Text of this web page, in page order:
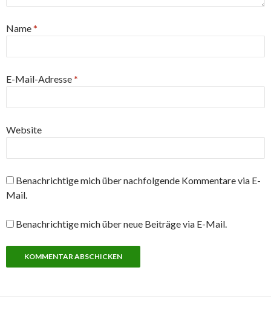
Name*
E-Mail-Adresse*
Website
Benachrichtige mich über nachfolgende Kommentare via E-
Mail.
Benachrichtige mich über neue Beiträge via E-Mail.